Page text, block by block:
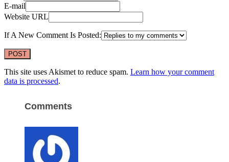
E-mail
Website URL
If A New Comment Is Posted:
This site uses Akismet to reduce spam. Learn how your comment
data is processed.
Comments